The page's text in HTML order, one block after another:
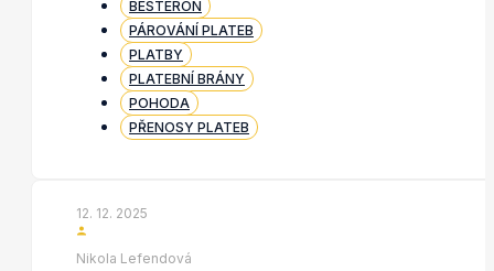
BESTERON
PÁROVÁNÍ PLATEB
PLATBY
PLATEBNÍ BRÁNY
POHODA
PŘENOSY PLATEB
12. 12. 2025
Nikola Lefendová